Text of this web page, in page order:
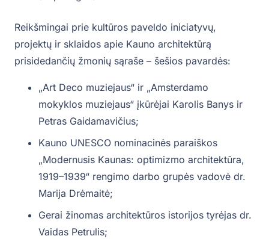
Reikšmingai prie kultūros paveldo iniciatyvų,
projektų ir sklaidos apie Kauno architektūrą
prisidedančių žmonių sąraše – šešios pavardės:
„Art Deco muziejaus“ ir „Amsterdamo
mokyklos muziejaus“ įkūrėjai Karolis Banys ir
Petras Gaidamavičius;
Kauno UNESCO nominacinės paraiškos
„Modernusis Kaunas: optimizmo architektūra,
1919–1939“ rengimo darbo grupės vadovė dr.
Marija Drėmaitė;
Gerai žinomas architektūros istorijos tyrėjas dr.
Vaidas Petrulis;